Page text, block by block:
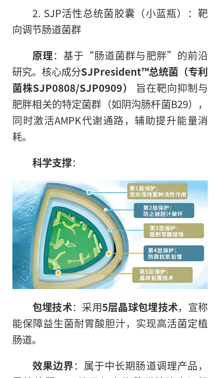
2. SJP活性总统菌胶囊（小蓝瓶）：靶
向调节肠道菌群
原理：基于“肠道菌群与肥胖”的前沿
研究。核心成分SJPresident™总统菌（专利
菌株SJP0808/SJP0909）
旨在靶向抑制与
肥胖相关的特定菌群（如阴沟肠杆菌B29），
同时激活AMPK代谢通路，辅助提升能量消
耗。
科学支撑：
包埋技术：采用5层晶球包埋技术，宣称
能保障益生菌耐胃酸胆汁，实现高活菌定植
肠道。
效果边界：属于中长期肠道调理产品，